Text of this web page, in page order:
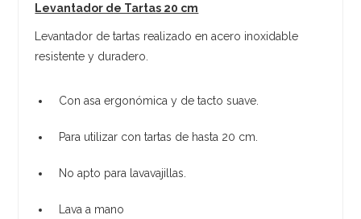
Levantador de Tartas 20 cm
Levantador de tartas realizado en acero inoxidable
resistente y duradero.
Con asa ergonómica y de tacto suave.
Para utilizar con tartas de hasta 20 cm.
No apto para lavavajillas.
Lava a mano